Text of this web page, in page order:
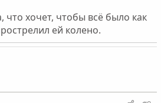
что хочет, чтобы всё было как
ей колено.